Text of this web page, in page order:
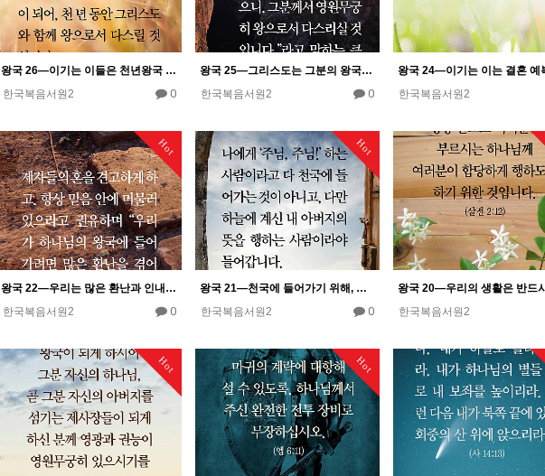
왕국 26―이기는 이들은 천년왕국 안에서 그리스도와 함께 왕으로서 다스릴 것이다.
한국복음서원2
0
왕국 25―그리스도는 그분의 왕국의 출현 안에서 왕이 되신다.
한국복음서원2
0
한국복음서원2
Hot
왕국 22―우리는 많은 환난과 인내를 겪음을 통하여 하나님의 왕국에 들어간다.
한국복음서원2
0
Hot
왕국 21―천국에 들어가기 위해, 우리는 아버지의 뜻을 행해야 한다.
한국복음서원2
0
한국복음서원2
Hot Hot